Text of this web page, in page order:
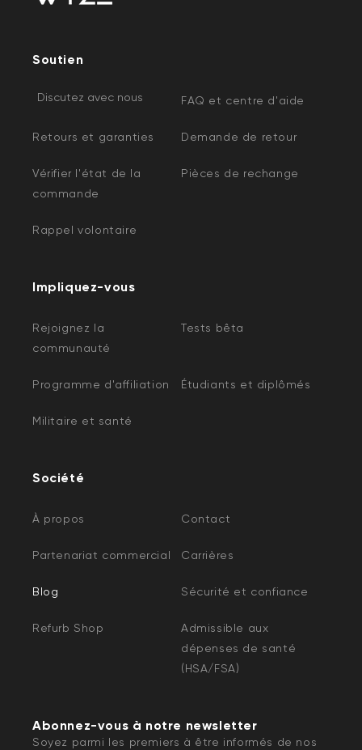
Soutien
Discutez avec nous FAQ et centre d'aide
Retours et garanties Demande de retour
Vérifier l'état de la
commande
Pièces de rechange
Rappel volontaire
Impliquez-vous
Rejoignez la
communauté
Tests bêta
Programme d'affiliation Étudiants et diplômés
Militaire et santé
Société
À propos Contact
Partenariat commercial Carrières
Blog Sécurité et confiance
Refurb Shop
Admissible aux
dépenses de santé
(HSA/FSA)
Abonnez-vous à notre newsletter
Soyez parmi les premiers à être informés de nos